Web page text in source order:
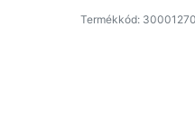
Termékkód: